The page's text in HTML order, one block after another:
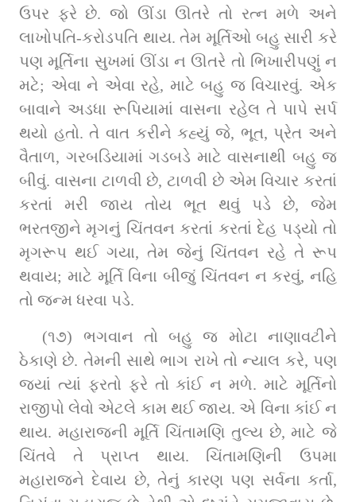
ઉપર ફરે છે. જો ઊંડા ઊતરે તો રત્ન મળે અને
લાખોપતિ-કરોડપતિ થાય. તેમ મૂર્તિઓ બહુ સારી કરે
પણ મૂર્તિના સુખમાં ઊંડા ન ઊતરે તો ભિખારીપણું ન
મટે; એવા ને એવા રહે, માટે બહુ જ વિચારવું. એક
બાવાને અડધા રૂપિયામાં વાસના રહેલ તે પાપે સર્પ
થયો હતો. તે વાત કરીને કહ્યું જે, ભૂત, પ્રેત અને
વૈતાળ, ગરબડિયામાં ગડબડે માટે વાસનાથી બહુ જ
બીવું. વાસના ટાળવી છે, ટાળવી છે એમ વિચાર કરતાં
કરતાં મરી જાય તોય ભૂત થવું પડે છે, જેમ
ભરતજીને મૃગનું ચિંતવન કરતાં કરતાં દેહ પડ્યો તો
મૃગરૂપ થઈ ગયા, તેમ જેનું ચિંતવન રહે તે રૂપ
થવાય; માટે મૂર્તિ વિના બીજું ચિંતવન ન કરવું, નહિ
તો જન્મ ધરવા પડે.
(૧૭) ભગવાન તો બહુ જ મોટા નાણાવટીને
ઠેકાણે છે. તેમની સાથે ભાગ રાખે તો ન્યાલ કરે, પણ
જ્યાં ત્યાં ફરતો ફરે તો કાંઈ ન મળે. માટે મૂર્તિનો
રાજીપો લેવો એટલે કામ થઈ જાય. એ વિના કાંઈ ન
થાય. મહારાજની મૂર્તિ ચિંતામણિ તુલ્ય છે, માટે જે
ચિંતવે તે પ્રાપ્ત થાય. ચિંતામણિની ઉપમા
મહારાજને દેવાય છે, તેનું કારણ પણ સર્વના કર્તા,